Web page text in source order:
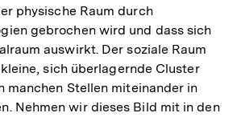
physische Raum durch
gebrochen wird und dass sich
auswirkt. Der soziale Raum
sich überlagernde Cluster
manchen Stellen miteinander in
Nehmen wir dieses Bild mit in den